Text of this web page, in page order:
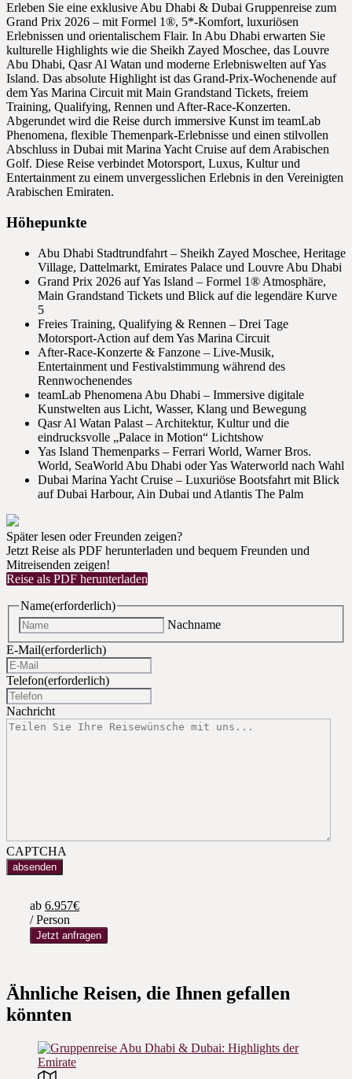
Erleben Sie eine exklusive Abu Dhabi & Dubai Gruppenreise zum
Grand Prix 2026 – mit Formel 1®, 5*-Komfort, luxuriösen
Erlebnissen und orientalischem Flair. In Abu Dhabi erwarten Sie
kulturelle Highlights wie die Sheikh Zayed Moschee, das Louvre
Abu Dhabi, Qasr Al Watan und moderne Erlebniswelten auf Yas
Island. Das absolute Highlight ist das Grand-Prix-Wochenende auf
dem Yas Marina Circuit mit Main Grandstand Tickets, freiem
Training, Qualifying, Rennen und After-Race-Konzerten.
Abgerundet wird die Reise durch immersive Kunst im teamLab
Phenomena, flexible Themenpark-Erlebnisse und einen stilvollen
Abschluss in Dubai mit Marina Yacht Cruise auf dem Arabischen
Golf. Diese Reise verbindet Motorsport, Luxus, Kultur und
Entertainment zu einem unvergesslichen Erlebnis in den Vereinigten
Arabischen Emiraten.
Höhepunkte
Abu Dhabi Stadtrundfahrt – Sheikh Zayed Moschee, Heritage
Village, Dattelmarkt, Emirates Palace und Louvre Abu Dhabi
Grand Prix 2026 auf Yas Island – Formel 1® Atmosphäre,
Main Grandstand Tickets und Blick auf die legendäre Kurve
5
Freies Training, Qualifying & Rennen – Drei Tage
Motorsport-Action auf dem Yas Marina Circuit
After-Race-Konzerte & Fanzone – Live-Musik,
Entertainment und Festivalstimmung während des
Rennwochenendes
teamLab Phenomena Abu Dhabi – Immersive digitale
Kunstwelten aus Licht, Wasser, Klang und Bewegung
Qasr Al Watan Palast – Architektur, Kultur und die
eindrucksvolle „Palace in Motion“ Lichtshow
Yas Island Themenparks – Ferrari World, Warner Bros.
World, SeaWorld Abu Dhabi oder Yas Waterworld nach Wahl
Dubai Marina Yacht Cruise – Luxuriöse Bootsfahrt mit Blick
auf Dubai Harbour, Ain Dubai und Atlantis The Palm
Später lesen oder Freunden zeigen?
Jetzt Reise als PDF herunterladen und bequem Freunden und
Mitreisenden zeigen!
Reise als PDF herunterladen
Name(erforderlich)
Nachname
E-Mail(erforderlich)
Telefon(erforderlich)
Nachricht
CAPTCHA
ab 6.957€
/ Person
Jetzt anfragen
Ähnliche Reisen, die Ihnen gefallen
könnten